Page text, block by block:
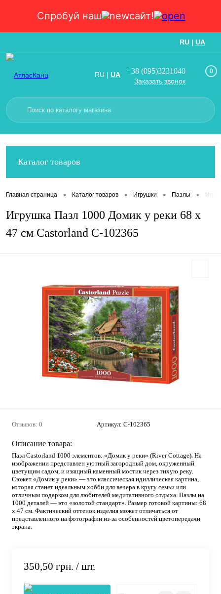
Спробуй наш сайт!
RU | UA
RU | UA +38 (095)3231040
Заказать звонок
0
Каталог товаров
Главная страница • Каталог товаров • Игрушки • Пазлы •
Игрушка Пазл 1000 Домик у реки 68 х
47 см Castorland C-102365
Отзывов: 0 Артикул: С-102365
Описание товара:
Пазл Castorland 1000 элементов: «Домик у реки» (River Cottage). На
изображении представлен уютный загородный дом, окруженный
цветущим садом, и изящный каменный мостик через тихую реку.
Сюжет «Домик у реки» — это классическая идиллическая картина,
которая станет идеальным хобби для вечера в кругу семьи или
отличным подарком для любителей медитативного отдыха. Пазлы на
1000 деталей — это «золотой стандарт». Размер готовой картины: 68
х 47 см. Фактический оттенок изделия может отличаться от
представленного на фотографии из-за особенностей цветопередачи
экрана.
350,50 грн. / шт.